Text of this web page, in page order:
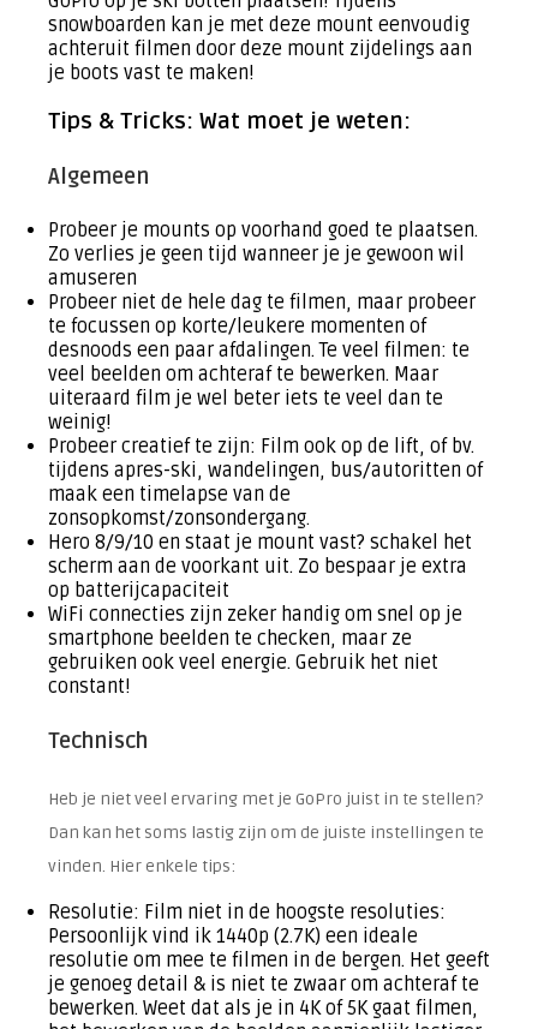
snowboarden kan je met deze mount eenvoudig
achteruit filmen door deze mount zijdelings aan
je boots vast te maken!
Tips & Tricks: Wat moet je weten:
Algemeen
Probeer je mounts op voorhand goed te plaatsen.
Zo verlies je geen tijd wanneer je je gewoon wil
amuseren
Probeer niet de hele dag te filmen, maar probeer
te focussen op korte/leukere momenten of
desnoods een paar afdalingen. Te veel filmen: te
veel beelden om achteraf te bewerken. Maar
uiteraard film je wel beter iets te veel dan te
weinig!
Probeer creatief te zijn: Film ook op de lift, of bv.
tijdens apres-ski, wandelingen, bus/autoritten of
maak een timelapse van de
zonsopkomst/zonsondergang.
Hero 8/9/10 en staat je mount vast? schakel het
scherm aan de voorkant uit. Zo bespaar je extra
op batterijcapaciteit
WiFi connecties zijn zeker handig om snel op je
smartphone beelden te checken, maar ze
gebruiken ook veel energie. Gebruik het niet
constant!
Technisch
Heb je niet veel ervaring met je GoPro juist in te stellen?
Dan kan het soms lastig zijn om de juiste instellingen te
vinden. Hier enkele tips:
Resolutie: Film niet in de hoogste resoluties:
Persoonlijk vind ik 1440p (2.7K) een ideale
resolutie om mee te filmen in de bergen. Het geeft
je genoeg detail & is niet te zwaar om achteraf te
bewerken. Weet dat als je in 4K of 5K gaat filmen,